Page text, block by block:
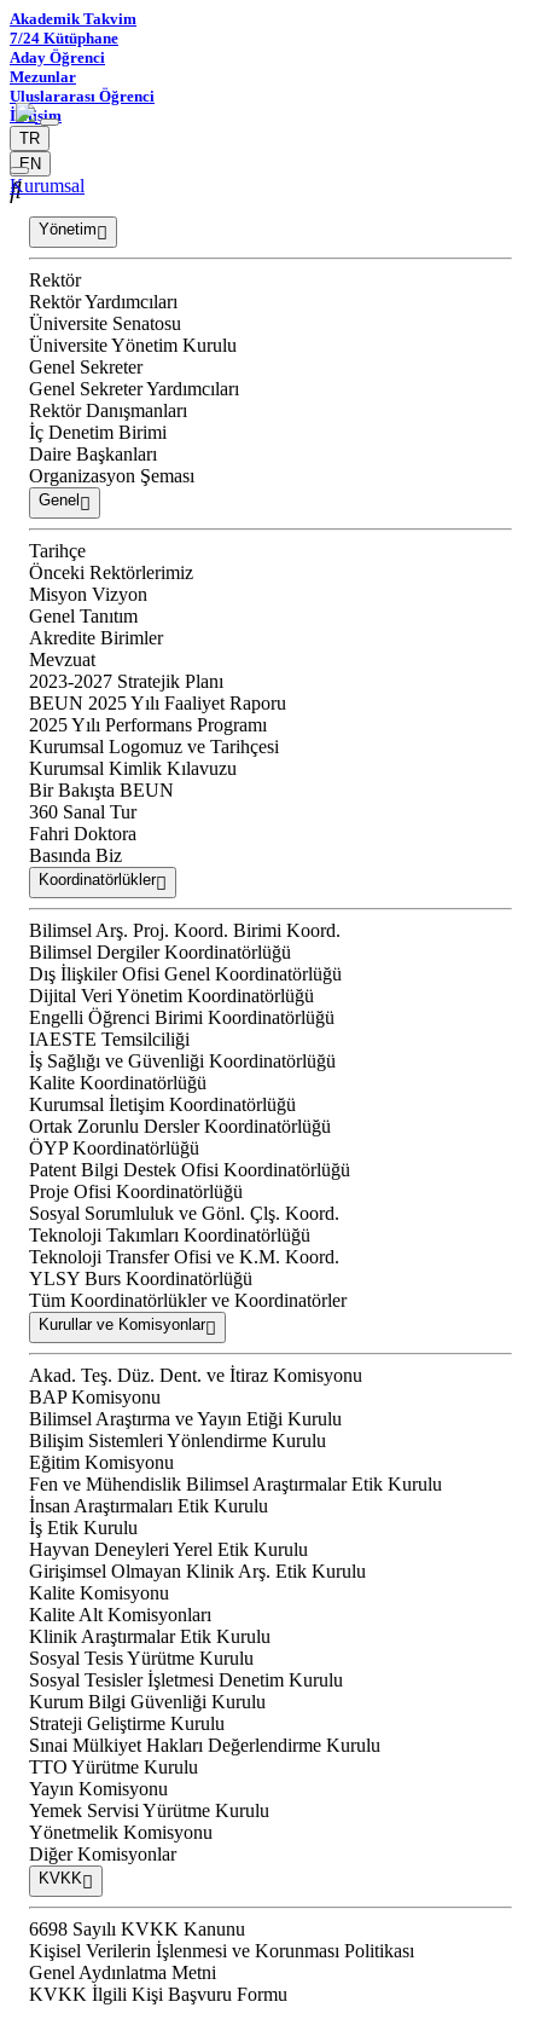
Akademik Takvim
7/24 Kütüphane
Aday Öğrenci
Mezunlar
Uluslararası Öğrenci
İletişim
TR
EN
Kurumsal
Yönetim
Rektör
Rektör Yardımcıları
Üniversite Senatosu
Üniversite Yönetim Kurulu
Genel Sekreter
Genel Sekreter Yardımcıları
Rektör Danışmanları
İç Denetim Birimi
Daire Başkanları
Organizasyon Şeması
Genel
Tarihçe
Önceki Rektörlerimiz
Misyon Vizyon
Genel Tanıtım
Akredite Birimler
Mevzuat
2023-2027 Stratejik Planı
BEUN 2025 Yılı Faaliyet Raporu
2025 Yılı Performans Programı
Kurumsal Logomuz ve Tarihçesi
Kurumsal Kimlik Kılavuzu
Bir Bakışta BEUN
360 Sanal Tur
Fahri Doktora
Basında Biz
Koordinatörlükler
Bilimsel Arş. Proj. Koord. Birimi Koord.
Bilimsel Dergiler Koordinatörlüğü
Dış İlişkiler Ofisi Genel Koordinatörlüğü
Dijital Veri Yönetim Koordinatörlüğü
Engelli Öğrenci Birimi Koordinatörlüğü
IAESTE Temsilciliği
İş Sağlığı ve Güvenliği Koordinatörlüğü
Kalite Koordinatörlüğü
Kurumsal İletişim Koordinatörlüğü
Ortak Zorunlu Dersler Koordinatörlüğü
ÖYP Koordinatörlüğü
Patent Bilgi Destek Ofisi Koordinatörlüğü
Proje Ofisi Koordinatörlüğü
Sosyal Sorumluluk ve Gönl. Çlş. Koord.
Teknoloji Takımları Koordinatörlüğü
Teknoloji Transfer Ofisi ve K.M. Koord.
YLSY Burs Koordinatörlüğü
Tüm Koordinatörlükler ve Koordinatörler
Kurullar ve Komisyonlar
Akad. Teş. Düz. Dent. ve İtiraz Komisyonu
BAP Komisyonu
Bilimsel Araştırma ve Yayın Etiği Kurulu
Bilişim Sistemleri Yönlendirme Kurulu
Eğitim Komisyonu
Fen ve Mühendislik Bilimsel Araştırmalar Etik Kurulu
İnsan Araştırmaları Etik Kurulu
İş Etik Kurulu
Hayvan Deneyleri Yerel Etik Kurulu
Girişimsel Olmayan Klinik Arş. Etik Kurulu
Kalite Komisyonu
Kalite Alt Komisyonları
Klinik Araştırmalar Etik Kurulu
Sosyal Tesis Yürütme Kurulu
Sosyal Tesisler İşletmesi Denetim Kurulu
Kurum Bilgi Güvenliği Kurulu
Strateji Geliştirme Kurulu
Sınai Mülkiyet Hakları Değerlendirme Kurulu
TTO Yürütme Kurulu
Yayın Komisyonu
Yemek Servisi Yürütme Kurulu
Yönetmelik Komisyonu
Diğer Komisyonlar
KVKK
6698 Sayılı KVKK Kanunu
Kişisel Verilerin İşlenmesi ve Korunması Politikası
Genel Aydınlatma Metni
KVKK İlgili Kişi Başvuru Formu